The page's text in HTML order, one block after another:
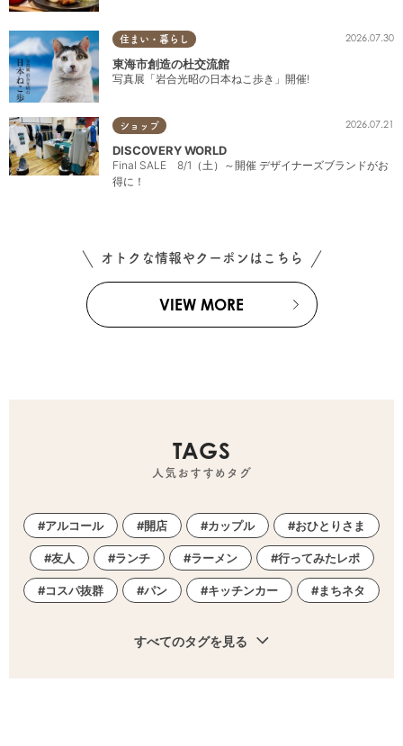
住まい・暮らし 2026.07.30
東海市創造の杜交流館
写真展「岩合光昭の日本ねこ歩き」開催!
ショップ 2026.07.21
DISCOVERY WORLD
Final SALE 8/1（土）～開催 デザイナーズブランドがお
得に！
オトクな情報やクーポンはこちら
VIEW MORE
TAGS
人気おすすめタグ
アルコール 開店 カップル おひとりさま
友人 ランチ ラーメン 行ってみたレポ
コスパ抜群 パン キッチンカー まちネタ
すべてのタグを見る